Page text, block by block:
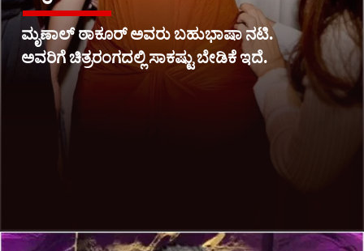
ಮೃಣಾಲ್ ಠಾಕೂರ್ ಅವರು ಬಹುಭಾಷಾ ನಟಿ.
ಅವರಿಗೆ ಚಿತ್ರರಂಗದಲ್ಲಿ ಸಾಕಷ್ಟು ಬೇಡಿಕೆ ಇದೆ.